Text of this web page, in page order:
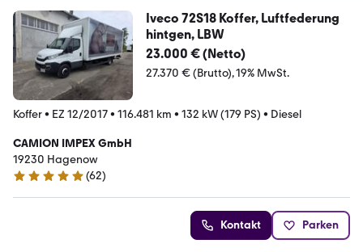
Iveco 72S18 Koffer, Luftfederung
hintgen, LBW
23.000 € (Netto)
27.370 € (Brutto) 19% MwSt.
Koffer• EZ 12/2017• 116.481 km • 132 kW (179 PS) • Diesel
CAMION IMPEX GmbH
19230 Hagenow
5 Sterne
(62)
Kontakt Parken